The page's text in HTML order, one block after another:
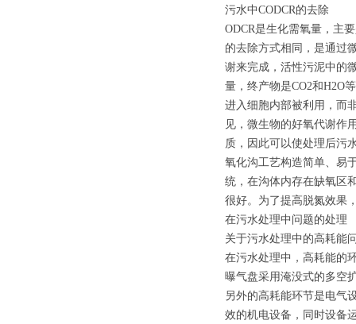
污水中CODCR的去除
ODCR是生化需氧量，主
的去除方式相同，是通过
谢来完成，活性污泥中的
量，终产物是CO2和H2O
进入细胞内部被利用，而
见，微生物的好氧代谢作
质，因此可以使处理后污
氧化沟工艺构造简单、易
统，在沟体内存在缺氧区
很好。为了提高脱氮效果
在污水处理中问题的处理
关于污水处理中的高耗能
在污水处理中，高耗能的
曝气盘采用淹没式的多空
另外的高耗能环节是电气
效的机电设备，同时设备